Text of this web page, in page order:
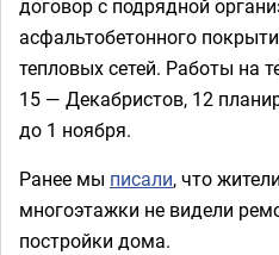
договор с подрядной
асфальтобетонного
тепловых сетей. Работы на
15 — Декабристов, 12
до 1 ноября.
Ранее мы писали, что
многоэтажки не видели
постройки дома.